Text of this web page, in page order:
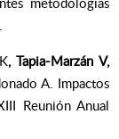
, Tapia-Marzán V,
A. Impactos
Reunión Anual